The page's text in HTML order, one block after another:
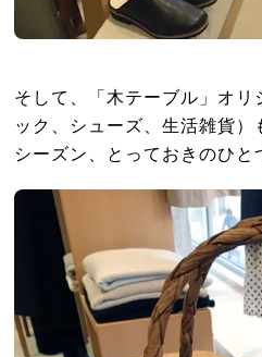
そして、「木テーブル」オ
ック、シューズ、生活雑貨
シーズン、とっておきのひと